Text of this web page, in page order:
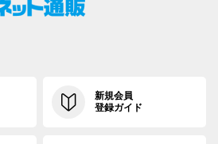
新規会員
登録ガイド